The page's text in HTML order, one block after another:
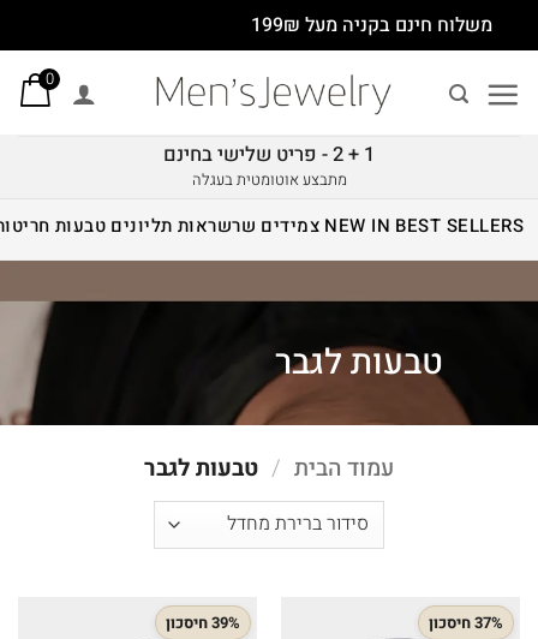
to
content
משלוח חינם בקניה מעל 199₪
0
1 + 2 - פריט שלישי בחינם
מתבצע אוטומטית בעגלה
BEST SELLERS
NEW IN צמידים שרשראות תליונים טבעות
טבעות לגבר
עמוד הבית / טבעות לגבר
37% חיסכון 39% חיסכון